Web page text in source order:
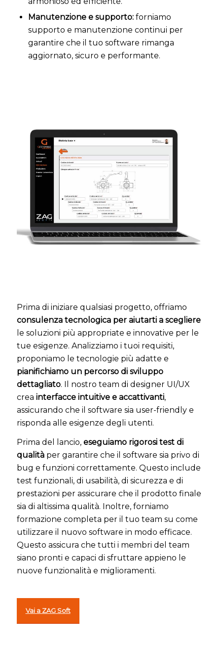
Manutenzione e supporto:forniamo
supporto e manutenzione continui per
garantire che il tuo software rimanga
aggiornato, sicuro e performante.
Prima di iniziare qualsiasi progetto, offriamo
consulenza tecnologica per aiutarti a scegliere
le soluzioni più appropriate e innovative per le
tue esigenze. Analizziamo i tuoi requisiti,
proponiamo le tecnologie più adatte e
pianifichiamo un percorso di sviluppo
dettagliato. Il nostro team di designer UI/UX
crea interfacce intuitive e accattivanti,
assicurando che il software sia user-friendly e
risponda alle esigenze degli utenti.
Prima del lancio, eseguiamo rigorosi test di
qualitàper garantire che il software sia privo di
bug e funzioni correttamente. Questo include
test funzionali, di usabilità, di sicurezza e di
prestazioni per assicurare che il prodotto finale
sia di altissima qualità. Inoltre, forniamo
formazione completa per il tuo team su come
utilizzare il nuovo software in modo efficace.
Questo assicura che tutti i membri del team
siano pronti e capaci di sfruttare appieno le
nuove funzionalità e miglioramenti.
Vai a ZAG Soft